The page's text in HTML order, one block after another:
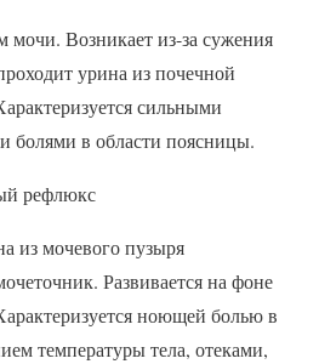
мочи. Возникает из-за сужения
урина из почечной
сильными
в области поясницы.
рефлюкс
из мочевого пузыря
Развивается на фоне
ноющей болью в
температуры тела, отеками,